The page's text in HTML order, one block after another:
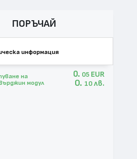
ПОРЪЧАЙ
информация
на
модул
0. 05 EUR
0. 10 лв.